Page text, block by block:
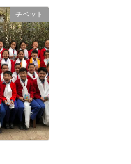
チベット